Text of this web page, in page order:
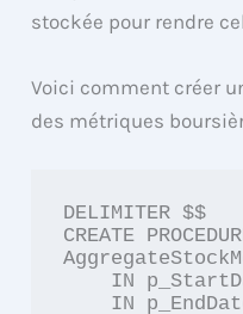
stockée pour rendre
Voici comment créer
des métriques
DELIMITER $$
CREATE